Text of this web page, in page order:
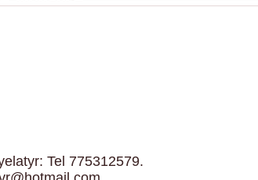
Tel 775312579.